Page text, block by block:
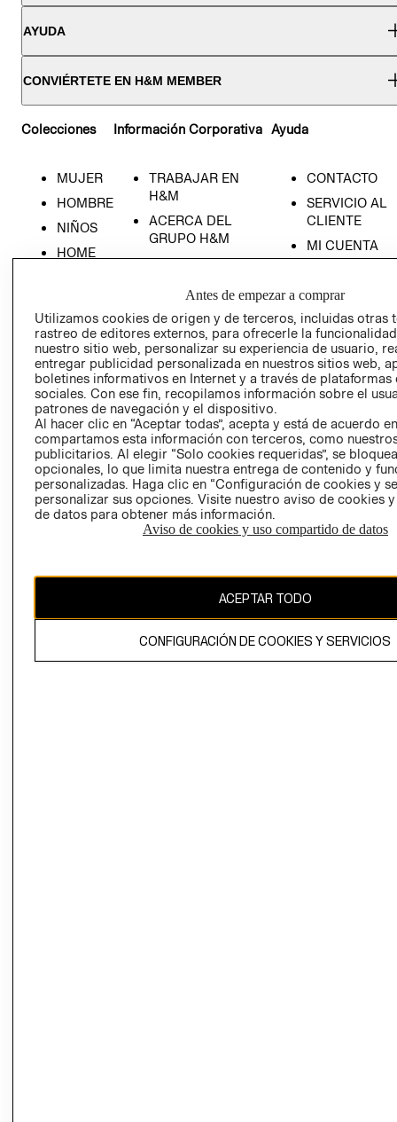
AYUDA
CONVIÉRTETE EN H&M MEMBER
Colecciones
MUJER
HOMBRE
NIÑOS
HOME
Información Corporativa
TRABAJAR EN
H&M
ACERCA DEL
GRUPO H&M
RESPONSABILIDAD
RELACIÓN CON
INVERSIONISTAS
POLÍTICA
EMPRESARIAL
Ayuda
CONTACTO
SERVICIO AL
CLIENTE
MI CUENTA
- RETIRO EN
TIENDA
TÉRMINOS Y
CONDICIONES
AVISO DE
PRIVACIDAD
GIFT CARD
AVISO DE
COOKIES
Chile ($)
Antes de empezar a comprar
Utilizamos cookies de origen y de terceros, incluidas otras
rastreo de editores externos, para ofrecerle la
nuestro sitio web, personalizar su experiencia de usuario,
entregar publicidad personalizada en nuestros sitios web,
boletines informativos en Internet y a través de plataformas
sociales. Con ese fin, recopilamos información sobre el
patrones de navegación y el dispositivo.
Al hacer clic en “Aceptar todas”, acepta y está de acuerdo
compartamos esta información con terceros, como
publicitarios. Al elegir “Solo cookies requeridas”, se
opcionales, lo que limita nuestra entrega de contenido y
personalizadas. Haga clic en “Configuración de cookies y
personalizar sus opciones. Visite nuestro aviso de cookies
de datos para obtener más información.
Aviso de cookies y uso compartido de datos
ACEPTAR TODO
CONFIGURACIÓN DE COOKIES Y SERVICIOS